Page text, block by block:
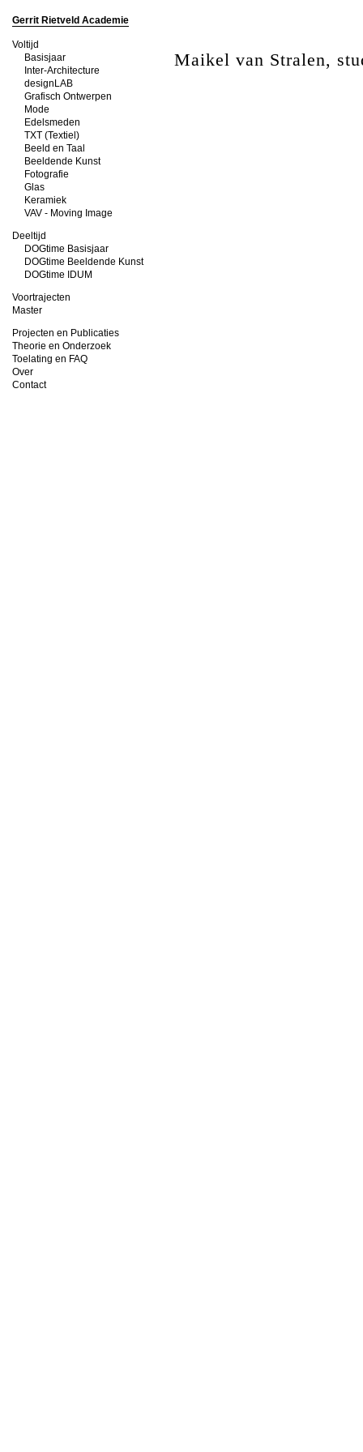
Gerrit Rietveld Academie
Voltijd
Basisjaar
Inter-Architecture
designLAB
Grafisch Ontwerpen
Mode
Edelsmeden
TXT (Textiel)
Beeld en Taal
Beeldende Kunst
Fotografie
Glas
Keramiek
VAV - Moving Image
Deeltijd
DOGtime Basisjaar
DOGtime Beeldende Kunst
DOGtime IDUM
Voortrajecten
Master
Projecten en Publicaties
Theorie en Onderzoek
Toelating en FAQ
Over
Contact
Maikel van Stralen,